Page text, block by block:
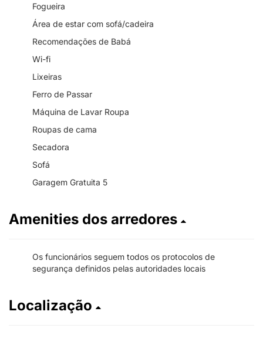
Fogueira
Área de estar com sofá/cadeira
Recomendações de Babá
Wi-fi
Lixeiras
Ferro de Passar
Máquina de Lavar Roupa
Roupas de cama
Secadora
Sofá
Garagem Gratuita 5
Amenities dos arredores
Os funcionários seguem todos os protocolos de
segurança definidos pelas autoridades locais
Localização